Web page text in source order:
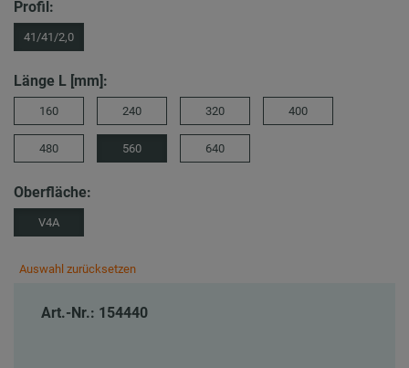
Profil:
41/41/2,0
Länge L [mm]:
160 240 320 400
480 560 640
Oberfläche:
V4A
Auswahl zurücksetzen
Art.-Nr.: 154440